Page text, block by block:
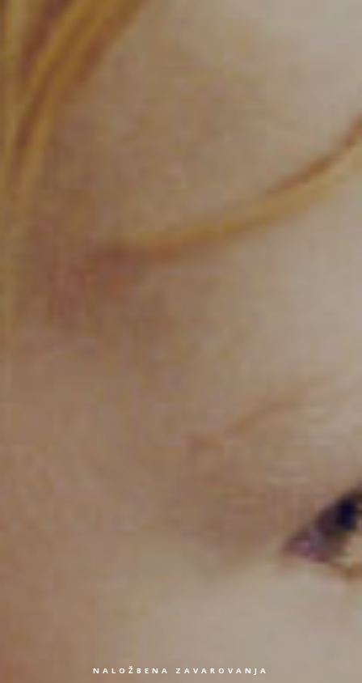
NALOŽBENA ZAVAROVANJA